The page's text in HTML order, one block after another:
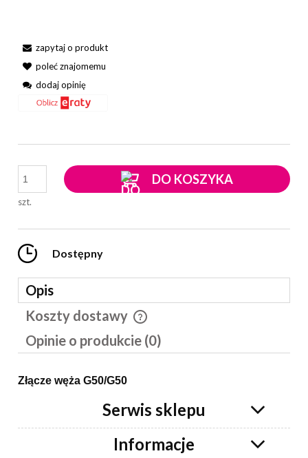
zapytaj o produkt
poleć znajomemu
dodaj opinię
szt.
DO KOSZYKA
Dostępny
Opis
Koszty dostawy
Cena nie zawiera ewentualnych kosztów płatności
Opinie o produkcie (0)
Złącze węża G50/G50
Serwis sklepu
Informacje